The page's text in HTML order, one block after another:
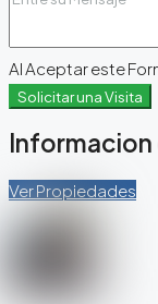
Al Aceptar este
Solicitar una Visita
Ver Propiedades